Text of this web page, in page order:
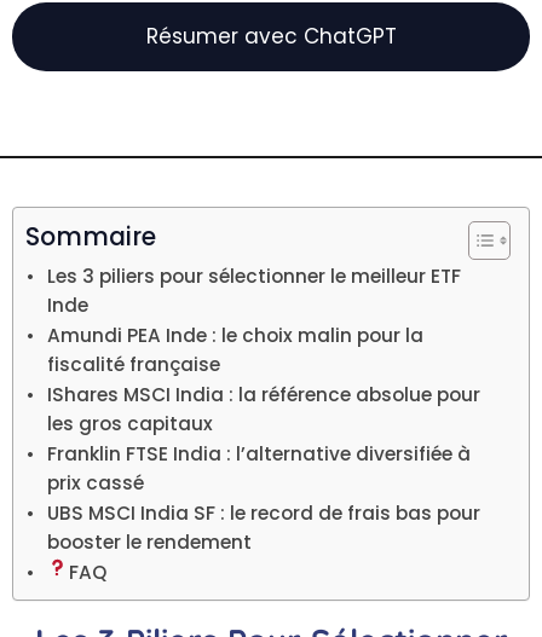
Résumer avec ChatGPT
Sommaire
Les 3 piliers pour sélectionner le meilleur ETF
Inde
Amundi PEA Inde : le choix malin pour la
fiscalité française
IShares MSCI India : la référence absolue pour
les gros capitaux
Franklin FTSE India : l’alternative diversifiée à
prix cassé
UBS MSCI India SF : le record de frais bas pour
booster le rendement
FAQ